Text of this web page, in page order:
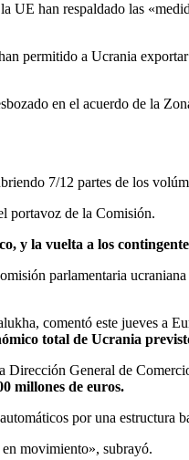
han respaldado las
permitido a Ucrania
en el acuerdo de la
7/12 partes de los
portavoz de la Comisión.
y la vuelta a los
parlamentaria ucraniana
comentó este jueves a
total de Ucrania
Dirección General de
millones de euros.
por una estructura
en movimiento», subrayó.